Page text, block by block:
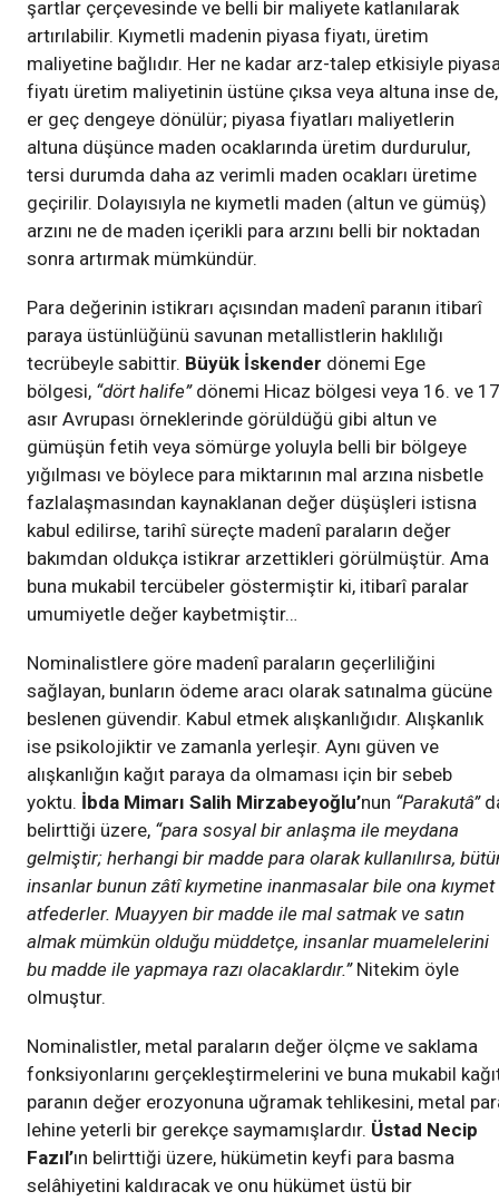
şartlar çerçevesinde ve belli bir maliyete katlanılarak
artırılabilir. Kıymetli madenin piyasa fiyatı, üretim
maliyetine bağlıdır. Her ne kadar arz-talep etkisiyle
fiyatı üretim maliyetinin üstüne çıksa veya altuna inse de,
er geç dengeye dönülür; piyasa fiyatları maliyetlerin
altuna düşünce maden ocaklarında üretim durdurulur,
tersi durumda daha az verimli maden ocakları üretime
geçirilir. Dolayısıyla ne kıymetli maden (altun ve gümüş)
arzını ne de maden içerikli para arzını belli bir noktadan
sonra artırmak mümkündür.
Para değerinin istikrarı açısından madenî paranın itibarî
paraya üstünlüğünü savunan metallistlerin haklılığı
tecrübeyle sabittir. Büyük İskender dönemi Ege
bölgesi, “dört halife”dönemi Hicaz bölgesi veya 16. ve
asır Avrupası örneklerinde görüldüğü gibi altun ve
gümüşün fetih veya sömürge yoluyla belli bir bölgeye
yığılması ve böylece para miktarının mal arzına nisbetle
fazlalaşmasından kaynaklanan değer düşüşleri istisna
kabul edilirse, tarihî süreçte madenî paraların değer
bakımdan oldukça istikrar arzettikleri görülmüştür. Ama
buna mukabil tercübeler göstermiştir ki, itibarî paralar
umumiyetle değer kaybetmiştir…
Nominalistlere göre madenî paraların geçerliliğini
sağlayan, bunların ödeme aracı olarak satınalma gücüne
beslenen güvendir. Kabul etmek alışkanlığıdır. Alışkanlık
ise psikolojiktir ve zamanla yerleşir. Aynı güven ve
alışkanlığın kağıt paraya da olmaması için bir sebeb
yoktu. İbda Mimarı Salih Mirzabeyoğlu’nun “Parakutâ”
belirttiği üzere, “para sosyal bir anlaşma ile meydana
gelmiştir; herhangi bir madde para olarak kullanılırsa,
insanlar bunun zâtî kıymetine inanmasalar bile ona kıymet
atfederler. Muayyen bir madde ile mal satmak ve satın
almak mümkün olduğu müddetçe, insanlar muamelelerini
bu madde ile yapmaya razı olacaklardır.” Nitekim öyle
olmuştur.
Nominalistler, metal paraların değer ölçme ve saklama
fonksiyonlarını gerçekleştirmelerini ve buna mukabil
paranın değer erozyonuna uğramak tehlikesini, metal
lehine yeterli bir gerekçe saymamışlardır. Üstad Necip
Fazıl’ın belirttiği üzere, hükümetin keyfi para basma
selâhiyetini kaldıracak ve onu hükümet üstü bir